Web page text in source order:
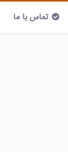
تماس با ما